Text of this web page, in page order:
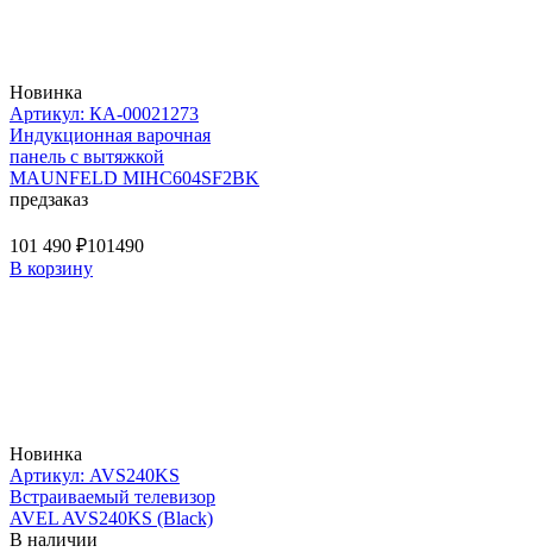
Новинка
Артикул: КА-00021273
Индукционная варочная
панель с вытяжкой
MAUNFELD MIHC604SF2BK
предзаказ
101 490 ₽101490
В корзину
Новинка
Артикул: AVS240KS
Встраиваемый телевизор
AVEL AVS240KS (Black)
В наличии